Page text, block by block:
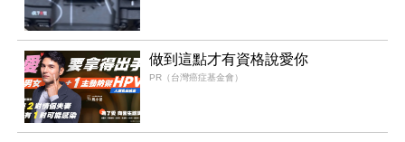
做到這點才有資格說愛你
PR（台灣癌症基金會）